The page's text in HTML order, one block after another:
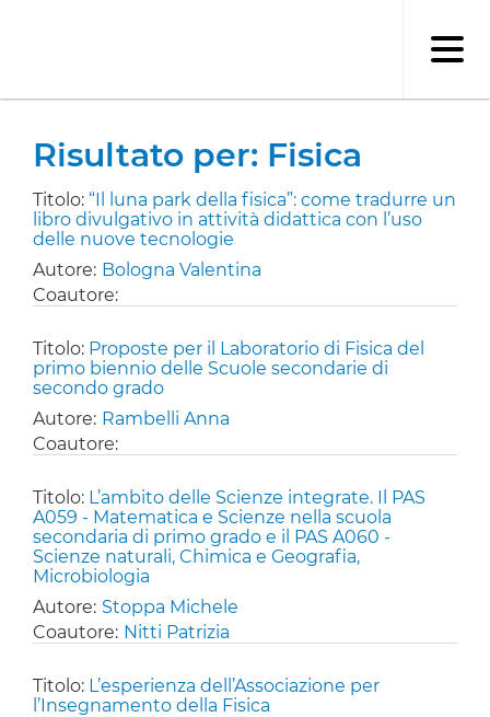
Risultato per: Fisica
Titolo: “Il luna park della fisica”: come tradurre un
libro divulgativo in attività didattica con l’uso
delle nuove tecnologie
Autore: Bologna Valentina
Coautore:
Titolo: Proposte per il Laboratorio di Fisica del
primo biennio delle Scuole secondarie di
secondo grado
Autore: Rambelli Anna
Coautore:
Titolo: L’ambito delle Scienze integrate. Il PAS
A059 - Matematica e Scienze nella scuola
secondaria di primo grado e il PAS A060 -
Scienze naturali, Chimica e Geografia,
Microbiologia
Autore: Stoppa Michele
Coautore: Nitti Patrizia
Titolo: L’esperienza dell’Associazione per
l’Insegnamento della Fisica